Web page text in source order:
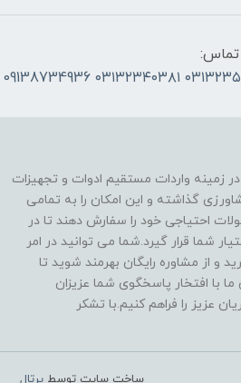
تماس:
09138734936 03132373169
زمینه واردات مستقیم ادوات و تجهیزات
گذاشته و این امکان را به تمامی
احتیاجی خود را سفارش دهند تا در
شما قرار گیرد.شما می توانید در امر
از مشاوره رایگان بهرمند شوید تا
با افتخار پاسخگوی شما عزیزان
عزیز را فراهم کنیم.با تشکر
ساخت سایت توسطپرتال